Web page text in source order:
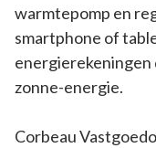
warmtepomp en
smartphone of
energierekeningen
zonne-energie.
Corbeau